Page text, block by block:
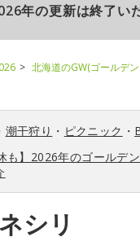
年の更新は終了い
北海道のGW(ゴールデ
潮干狩り ・ ピクニック ・
も】2026年のゴールデ
シリ